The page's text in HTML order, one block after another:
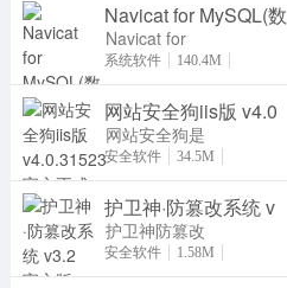
Navicat for MySQL(数
Navicat for
MySQL15是
MySQL数据
库研发推
系统软件 140.4M
网站安全狗iis版 v4.0
网站安全狗是
一款集网站内
网站资源保护
及
安全软件 34.5M
护卫神·防篡改系统 v
护卫神防篡改
系统是一款专
安全软件 1.58M